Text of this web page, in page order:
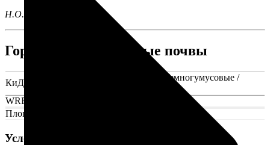
Н.О. Ковалева
Горные лугово-степные почвы
КиДПР
Литоземы темногумусовые / Темногумусовые /
WRB
Площадь
Условия формирования